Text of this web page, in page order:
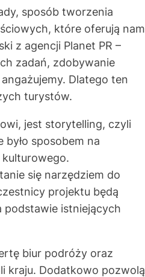
sposób tworzenia
które oferują nam
z agencji Planet PR –
zadań, zdobywanie
Dlatego ten
turystów.
jest storytelling, czyli
sposobem na
się narzędziem do
projektu będą
podstawie istniejących
biur podróży oraz
kraju. Dodatkowo pozwolą